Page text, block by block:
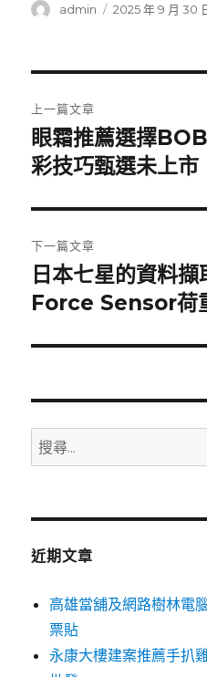
作
admin
發
2025 年 9 月 30
章
導
覽
上一篇文章
上
一
文
章:
眼霜推薦選擇
彩技巧甄選未上市
下一篇文章
下
一
文
日本七星的資料
Force Sensor荷
搜
尋
鍵
近期文章
高雄當舖及網路樹林電
票貼
永康大樓建案推薦手扒